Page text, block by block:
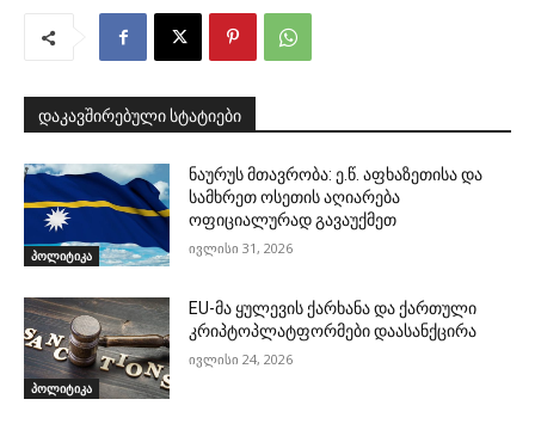
დაკავშირებული სტატიები
პოლიტიკა
ნაურუს მთავრობა: ე.წ. აფხაზეთისა და
სამხრეთ ოსეთის აღიარება
ოფიციალურად გავაუქმეთ
ივლისი 31, 2026
პოლიტიკა
EU-მა ყულევის ქარხანა და ქართული
კრიპტოპლატფორმები დაასანქცირა
ივლისი 24, 2026